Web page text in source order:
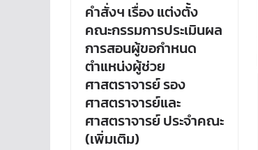
คำสั่งฯ เรื่อง แต่งตั้ง
คณะกรรมการประเมินผล
การสอนผู้ขอกำหนด
ตำแหน่งผู้ช่วย
ศาสตราจารย์ รอง
ศาสตราจารย์และ
ศาสตราจารย์ ประจำคณะ
(เพิ่มเติม)